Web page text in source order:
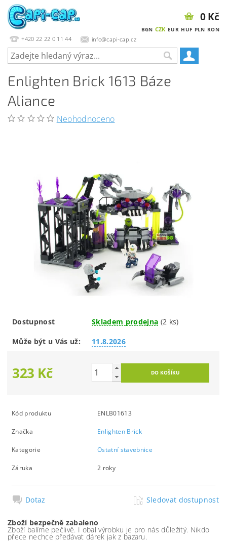
+420 22 22 0 11 44 info@capi-cap.cz
BGN CZK EUR HUF PLN RON
0 Kč
Enlighten Brick 1613 Báze
Aliance
Neohodnoceno
Dostupnost Skladem prodejna (2 ks)
Může být u Vás už: 11.8.2026
323 Kč
Kód produktu ENLB01613
Značka Enlighten Brick
Kategorie Ostatní stavebnice
Záruka 2 roky
Dotaz Sledovat dostupnost
Zboží bezpečně zabaleno
Zboží balíme pečlivě. I obal výrobku je pro nás důležitý. Nikdo
přece nechce předávat dárek jak z bazaru.